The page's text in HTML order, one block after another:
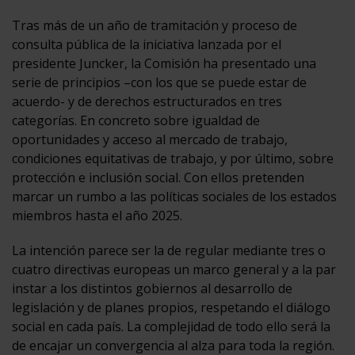
Tras más de un año de tramitación y proceso de
consulta pública de la iniciativa lanzada por el
presidente Juncker, la Comisión ha presentado una
serie de principios –con los que se puede estar de
acuerdo- y de derechos estructurados en tres
categorías. En concreto sobre igualdad de
oportunidades y acceso al mercado de trabajo,
condiciones equitativas de trabajo, y por último, sobre
protección e inclusión social. Con ellos pretenden
marcar un rumbo a las políticas sociales de los estados
miembros hasta el año 2025.
La intención parece ser la de regular mediante tres o
cuatro directivas europeas un marco general y a la par
instar a los distintos gobiernos al desarrollo de
legislación y de planes propios, respetando el diálogo
social en cada país. La complejidad de todo ello será la
de encajar un convergencia al alza para toda la región.